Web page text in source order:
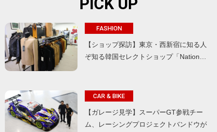
PICK UP
FASHION
【ショップ探訪】東京・西新宿に知る人
ぞ知る韓国セレクトショップ「Nation…
CAR & BIKE
【ガレージ見学】スーパーGT参戦チー
ム、レーシングプロジェクトバンドウが